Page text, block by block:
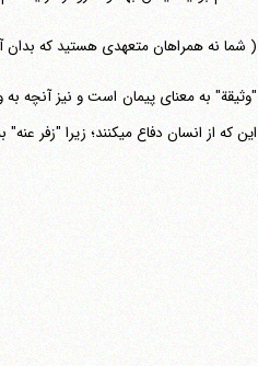
( شما نه همراهان متعهدی هستید که بدان
این که از انسان دفاع می‎کنند؛ زیرا "زفر عنه" به معنای "دفع عنه" می‎آید. "عزت" نیز به معنای غلبه و